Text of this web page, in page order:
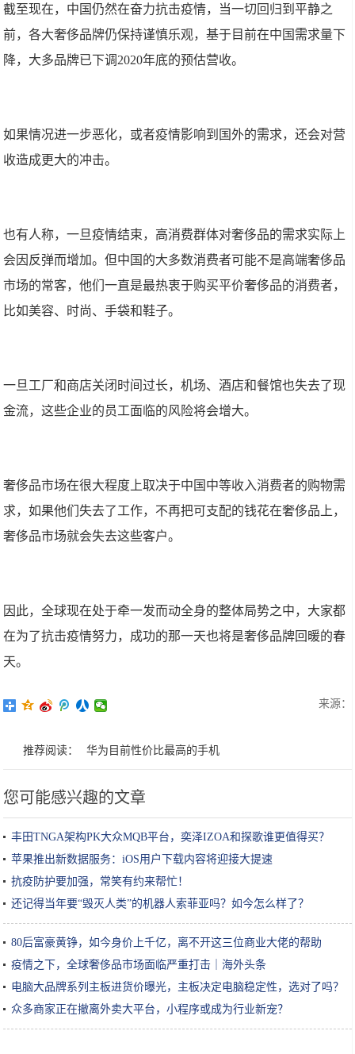
截至现在，中国仍然在奋力抗击疫情，当一切回归到平静之
前，各大奢侈品牌仍保持谨慎乐观，基于目前在中国需求量下
降，大多品牌已下调2020年底的预估营收。
如果情况进一步恶化，或者疫情影响到国外的需求，还会对营
收造成更大的冲击。
也有人称，一旦疫情结束，高消费群体对奢侈品的需求实际上
会因反弹而增加。但中国的大多数消费者可能不是高端奢侈品
市场的常客，他们一直是最热衷于购买平价奢侈品的消费者，
比如美容、时尚、手袋和鞋子。
一旦工厂和商店关闭时间过长，机场、酒店和餐馆也失去了现
金流，这些企业的员工面临的风险将会增大。
奢侈品市场在很大程度上取决于中国中等收入消费者的购物需
求，如果他们失去了工作，不再把可支配的钱花在奢侈品上，
奢侈品市场就会失去这些客户。
因此，全球现在处于牵一发而动全身的整体局势之中，大家都
在为了抗击疫情努力，成功的那一天也将是奢侈品牌回暖的春
天。
来源：
推荐阅读： 华为目前性价比最高的手机
您可能感兴趣的文章
丰田TNGA架构PK大众MQB平台，奕泽IZOA和探歌谁更值得买？
苹果推出新数据服务：iOS用户下载内容将迎接大提速
抗疫防护要加强，常笑有约来帮忙！
还记得当年要“毁灭人类”的机器人索菲亚吗？如今怎么样了？
80后富豪黄铮，如今身价上千亿，离不开这三位商业大佬的帮助
疫情之下，全球奢侈品市场面临严重打击｜海外头条
电脑大品牌系列主板进货价曝光，主板决定电脑稳定性，选对了吗？
众多商家正在撤离外卖大平台，小程序或成为行业新宠？